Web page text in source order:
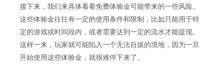
接下来，我们来具体看看免费体验金可能带来的一些风险。
这些体验金往往有一定的使用条件和限制，比如只能用于特
定的游戏或时间段内，或者需要达到一定的流水才能提现。
这样一来，玩家就可能陷入一个无法自拔的境地，因为一旦
开始使用这些体验金，就很难停下来了。